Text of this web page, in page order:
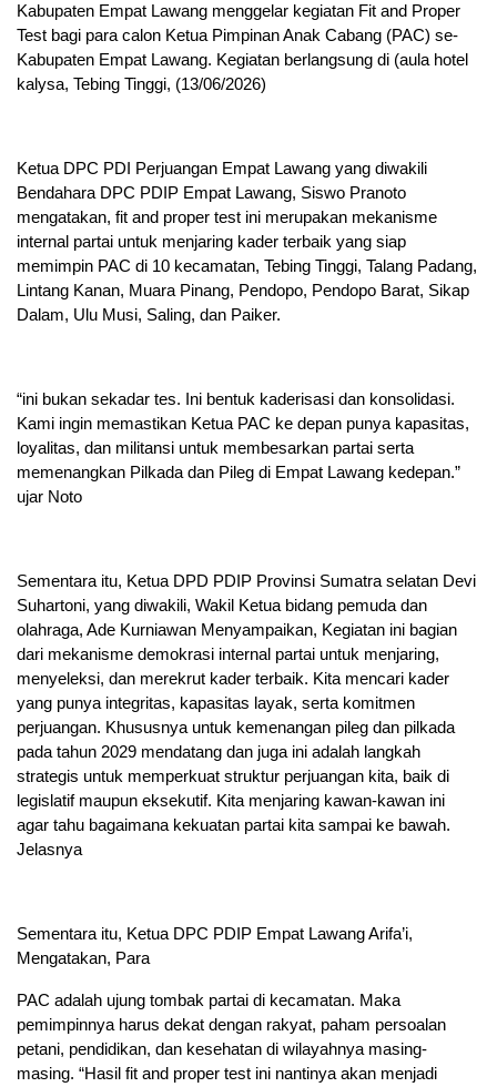
Kabupaten Empat Lawang menggelar kegiatan Fit and Proper
Test bagi para calon Ketua Pimpinan Anak Cabang (PAC) se-
Kabupaten Empat Lawang. Kegiatan berlangsung di (aula hotel
kalysa, Tebing Tinggi, (13/06/2026)
Ketua DPC PDI Perjuangan Empat Lawang yang diwakili
Bendahara DPC PDIP Empat Lawang, Siswo Pranoto
mengatakan, fit and proper test ini merupakan mekanisme
internal partai untuk menjaring kader terbaik yang siap
memimpin PAC di 10 kecamatan, Tebing Tinggi, Talang Padang,
Lintang Kanan, Muara Pinang, Pendopo, Pendopo Barat, Sikap
Dalam, Ulu Musi, Saling, dan Paiker.
“ini bukan sekadar tes. Ini bentuk kaderisasi dan konsolidasi.
Kami ingin memastikan Ketua PAC ke depan punya kapasitas,
loyalitas, dan militansi untuk membesarkan partai serta
memenangkan Pilkada dan Pileg di Empat Lawang kedepan.”
ujar Noto
Sementara itu, Ketua DPD PDIP Provinsi Sumatra selatan Devi
Suhartoni, yang diwakili, Wakil Ketua bidang pemuda dan
olahraga, Ade Kurniawan Menyampaikan, Kegiatan ini bagian
dari mekanisme demokrasi internal partai untuk menjaring,
menyeleksi, dan merekrut kader terbaik. Kita mencari kader
yang punya integritas, kapasitas layak, serta komitmen
perjuangan. Khususnya untuk kemenangan pileg dan pilkada
pada tahun 2029 mendatang dan juga ini adalah langkah
strategis untuk memperkuat struktur perjuangan kita, baik di
legislatif maupun eksekutif. Kita menjaring kawan-kawan ini
agar tahu bagaimana kekuatan partai kita sampai ke bawah.
Jelasnya
Sementara itu, Ketua DPC PDIP Empat Lawang Arifa’i,
Mengatakan, Para
PAC adalah ujung tombak partai di kecamatan. Maka
pemimpinnya harus dekat dengan rakyat, paham persoalan
petani, pendidikan, dan kesehatan di wilayahnya masing-
masing. “Hasil fit and proper test ini nantinya akan menjadi